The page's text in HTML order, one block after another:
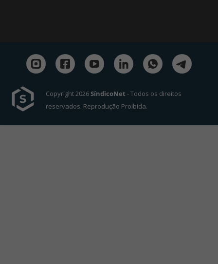
Copyright 2026SíndicoNet - Todos os direitos
reservados. Reprodução Proibida.